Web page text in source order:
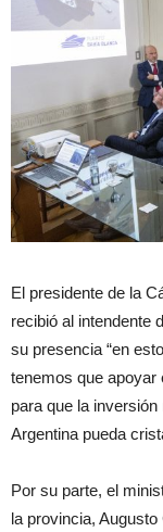
El presidente de la
recibió al intendente
su presencia “en
tenemos que apoyar
para que la
Argentina pueda
Por su parte, el
la provincia,